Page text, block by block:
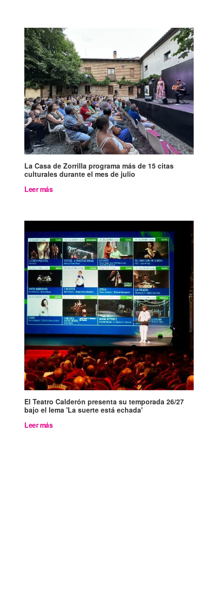
La Casa de Zorrilla programa más de 15 citas
culturales durante el mes de julio
Leer más
El Teatro Calderón presenta su temporada 26/27
bajo el lema 'La suerte está echada'
Leer más